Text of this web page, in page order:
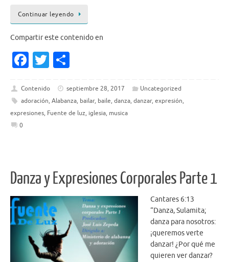
Continuar leyendo
Compartir este contenido en
Fa
e
b
T
it
te
ar
e
Contenido septiembre 28, 2017
Uncategorized
adoración, Alabanza, bailar, baile, danza, danzar, expresión,
expresiones, Fuente de luz, iglesia, musica
0
Danza y Expresiones Corporales Parte 1
Cantares 6:13
“Danza, Sulamita;
danza para nosotros:
¡queremos verte
danzar! ¿Por qué me
quieren ver danzar?